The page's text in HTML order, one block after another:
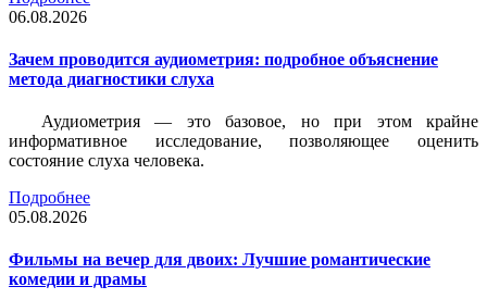
06.08.2026
Зачем проводится аудиометрия: подробное объяснение
метода диагностики слуха
Аудиометрия — это базовое, но при этом крайне
информативное исследование, позволяющее оценить
состояние слуха человека.
Подробнее
05.08.2026
Фильмы на вечер для двоих: Лучшие романтические
комедии и драмы